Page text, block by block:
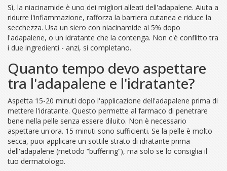
Sì, la niacinamide è uno dei migliori alleati dell'adapalene. Aiuta a
ridurre l'infiammazione, rafforza la barriera cutanea e riduce la
secchezza. Usa un siero con niacinamide al 5% dopo
l'adapalene, o un idratante che la contenga. Non c'è conflitto tra
i due ingredienti - anzi, si completano.
Quanto tempo devo aspettare
tra l'adapalene e l'idratante?
Aspetta 15-20 minuti dopo l'applicazione dell'adapalene prima di
mettere l'idratante. Questo permette al farmaco di penetrare
bene nella pelle senza essere diluito. Non è necessario
aspettare un'ora. 15 minuti sono sufficienti. Se la pelle è molto
secca, puoi applicare un sottile strato di idratante prima
dell'adapalene (metodo “buffering”), ma solo se lo consiglia il
tuo dermatologo.